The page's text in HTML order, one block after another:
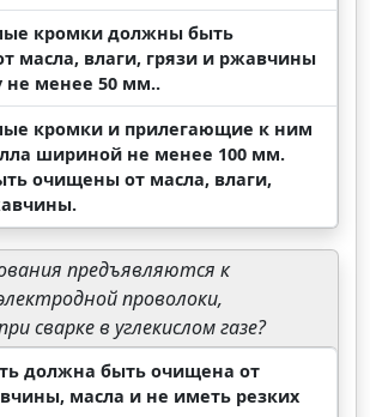
кромки должны быть
масла, влаги, грязи и ржавчины
не менее 50 мм..
кромки и прилегающие к ним
шириной не менее 100 мм.
очищены от масла, влаги,
предъявляются к
проволоки,
сварке в углекислом газе?
должна быть очищена от
масла и не иметь резких